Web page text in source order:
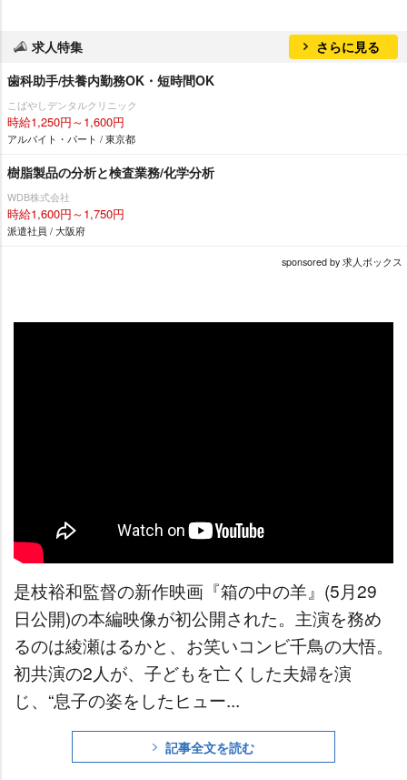
求人特集
さらに見る
歯科助手/扶養内勤務OK・短時間OK
こばやしデンタルクリニック
時給1,250円～1,600円
アルバイト・パート / 東京都
樹脂製品の分析と検査業務/化学分析
WDB株式会社
時給1,600円～1,750円
派遣社員 / 大阪府
sponsored by 求人ボックス
是枝裕和監督の新作映画『箱の中の羊』(5月29
日公開)の本編映像が初公開された。主演を務め
るのは綾瀬はるかと、お笑いコンビ千鳥の大悟。
初共演の2人が、子どもを亡くした夫婦を演
じ、“息子の姿をしたヒュー...
記事全文を読む